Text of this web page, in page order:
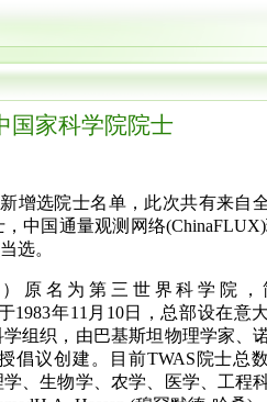
国家科学院院士
增选院士名单，此次共有来自
中国通量观测网络(ChinaFLUX)
选。
）原名为第三世界科学院，
1983年11 月 10日
，总部设在意
组织，由巴基斯坦物理学家、
倡议创建。目前TWAS 院士总
、生物学、农学、医学、工程